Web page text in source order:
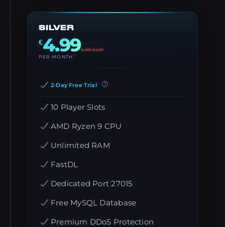
SILVER
€4.995.99EUR
PER MONTH
2-Day Free Trial
10 Player Slots
AMD Ryzen 9 CPU
Unlimited RAM
FastDL
Dedicated Port 27015
Free MySQL Database
Premium DDoS Protection